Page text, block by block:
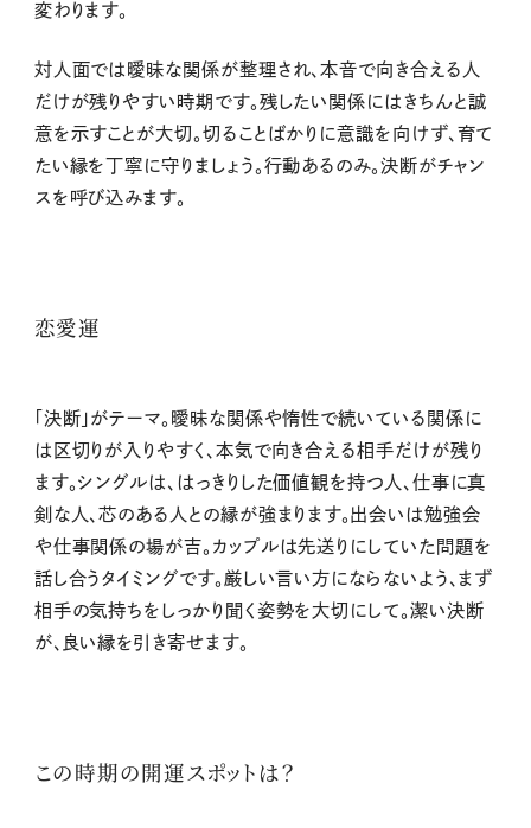
変わります。
対人面では曖昧な関係が整理され、本音で向き合える人
だけが残りやすい時期です。残したい関係にはきちんと誠
意を示すことが大切。切ることばかりに意識を向けず、育て
たい縁を丁寧に守りましょう。行動あるのみ。決断がチャン
スを呼び込みます。
恋愛運
「決断」がテーマ。曖昧な関係や惰性で続いている関係に
は区切りが入りやすく、本気で向き合える相手だけが残り
ます。シングルは、はっきりした価値観を持つ人、仕事に真
剣な人、芯のある人との縁が強まります。出会いは勉強会
や仕事関係の場が吉。カップルは先送りにしていた問題を
話し合うタイミングです。厳しい言い方にならないよう、まず
相手の気持ちをしっかり聞く姿勢を大切にして。潔い決断
が、良い縁を引き寄せます。
この時期の開運スポットは？